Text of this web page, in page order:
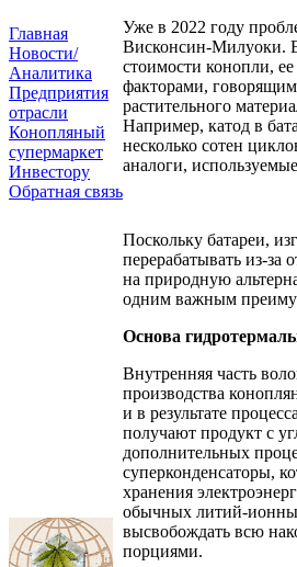
Главная
Новости/
Аналитика
Предприятия
отрасли
Конопляный
супермаркет
Инвестору
Обратная связь
Уже в 2022 году
Висконсин-Милуоки.
стоимости конопли,
факторами,
растительного
Например, катод в
несколько сотен
аналоги,
Поскольку батареи,
перерабатывать из-за
на природную
одним важным
Основа
Внутренняя часть
производства
и в результате
получают продукт с
дополнительных
суперконденсаторы,
хранения
обычных литий-
высвобождать всю
порциями.